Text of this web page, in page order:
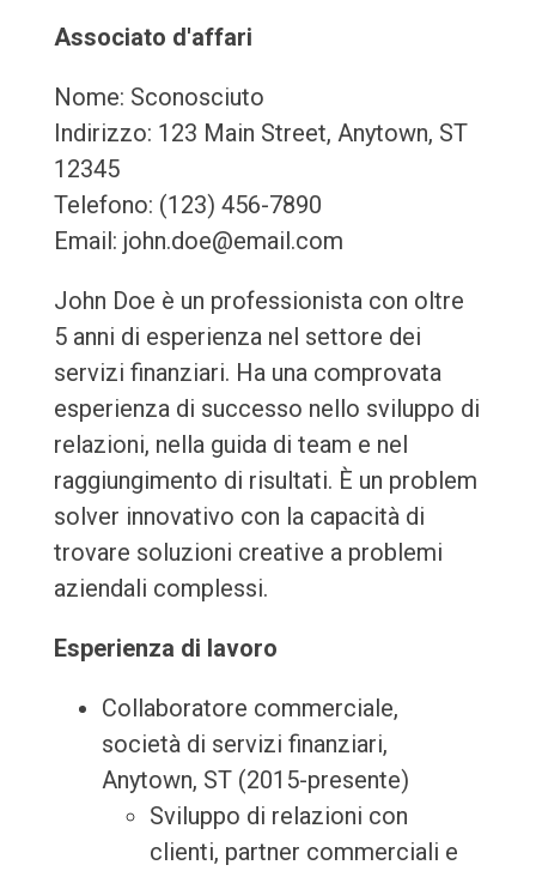
Associato d'affari
Nome: Sconosciuto
Indirizzo: 123 Main Street, Anytown, ST
12345
Telefono: (123) 456-7890
Email: john.doe@email.com
John Doe è un professionista con oltre
5 anni di esperienza nel settore dei
servizi finanziari. Ha una comprovata
esperienza di successo nello sviluppo di
relazioni, nella guida di team e nel
raggiungimento di risultati. È un problem
solver innovativo con la capacità di
trovare soluzioni creative a problemi
aziendali complessi.
Esperienza di lavoro
Collaboratore commerciale,
società di servizi finanziari,
Anytown, ST (2015-presente)
Sviluppo di relazioni con
clienti, partner commerciali e